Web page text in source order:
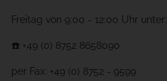
Freitag von 9:00 - 12:00 Uhr unter:
☎️ +49 (0) 8752 8658090
per Fax: +49 (0) 8752 - 9599